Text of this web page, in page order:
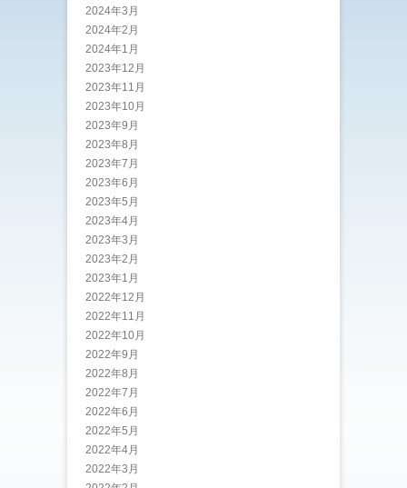
2024年3月
2024年2月
2024年1月
2023年12月
2023年11月
2023年10月
2023年9月
2023年8月
2023年7月
2023年6月
2023年5月
2023年4月
2023年3月
2023年2月
2023年1月
2022年12月
2022年11月
2022年10月
2022年9月
2022年8月
2022年7月
2022年6月
2022年5月
2022年4月
2022年3月